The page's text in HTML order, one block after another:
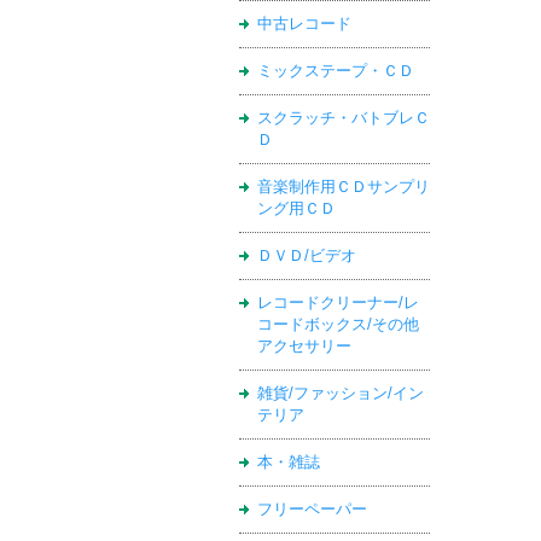
中古レコード
ミックステープ・ＣＤ
スクラッチ・バトブレＣ
Ｄ
音楽制作用ＣＤサンプリ
ング用ＣＤ
ＤＶＤ/ビデオ
レコードクリーナー/レ
コードボックス/その他
アクセサリー
雑貨/ファッション/イン
テリア
本・雑誌
フリーペーパー